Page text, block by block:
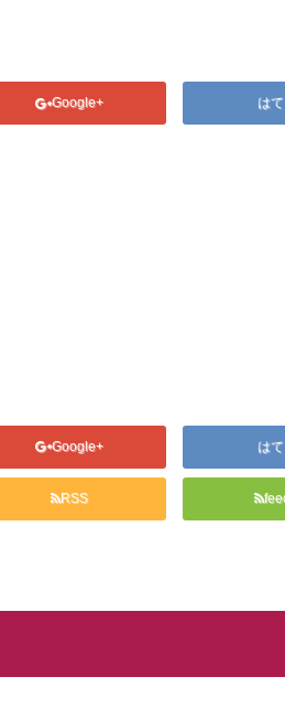
Google+ は
Google+ は
RSS